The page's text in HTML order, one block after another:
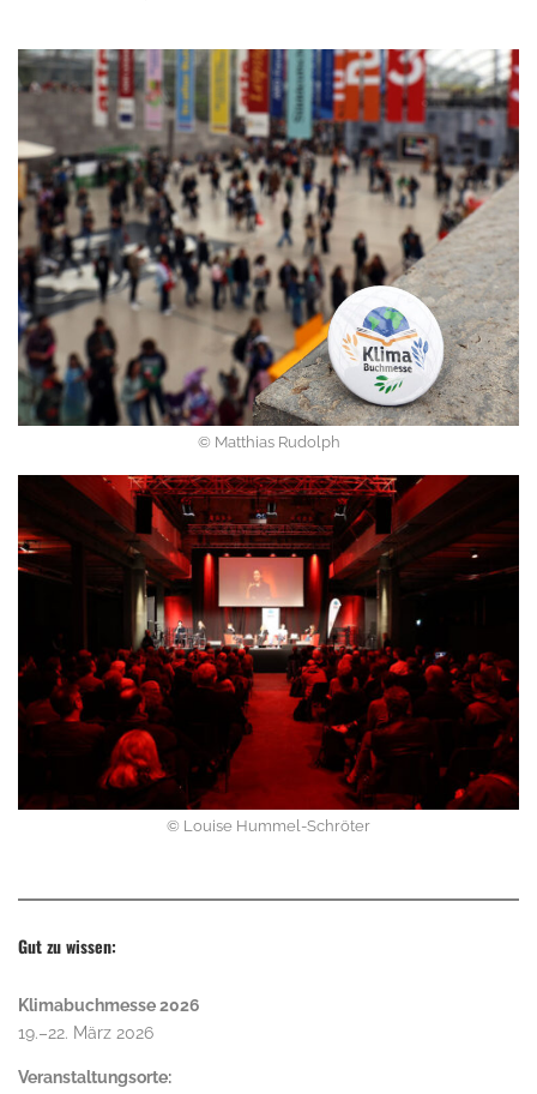
© Matthias Rudolph
© Louise Hummel-Schröter
Gut zu wissen:
Klimabuchmesse 2026
19.–22. März 2026
Veranstaltungsorte: